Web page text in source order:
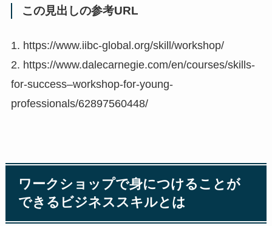
この見出しの参考URL
1. https://www.iibc-global.org/skill/workshop/
2. https://www.dalecarnegie.com/en/courses/skills-
for-success–workshop-for-young-
professionals/62897560448/
ワークショップで身につけることが
できるビジネススキルとは